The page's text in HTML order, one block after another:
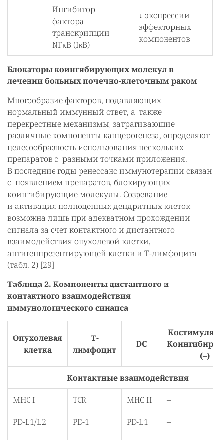
Ингибитор
фактора
транскрипции
NFκB (IκB)
↓ экспрессии
эффекторных
компонентов
Блокаторы коингибирующих молекул в
лечении больных почечно-клеточным раком
Многообразие факторов, подавляющих
нормальный иммунный ответ, а также
перекрестные механизмы, затрагивающие
различные компоненты канцерогенеза, определяют
целесообразность использования нескольких
препаратов с разными точками приложения.
В последние годы ренессанс иммунотерапии связан
с появлением препаратов, блокирующих
коингибирующие молекулы. Созревание
и активация полноценных дендритных клеток
возможна лишь при адекватном прохождении
сигнала за счет контактного и дистантного
взаимодействия опухолевой клетки,
антигенпрезентирующей клетки и Т-лимфоцита
(табл. 2) [29].
Таблица 2. Компоненты дистантного и
контактного взаимодействия
иммунологического синапса
Опухолевая
клетка
Т-
лимфоцит
DC
(–)
Контактные взаимодействия
MHC I TCR MHC II –
PD-L1/L2 PD-1 PD-L1 –